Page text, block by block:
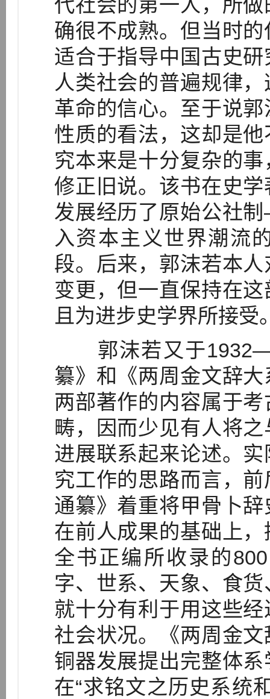
代社会的第一人，所
确很不成熟。但当时
适合于指导中国古史
人类社会的普遍规律
革命的信心。至于说
性质的看法，这却是
究本来是十分复杂的
修正旧说。该书在史
发展经历了原始公社
入资本主义世界潮流
段。后来，郭沫若本
变更，但一直保持在
且为进步史学界所接受
郭沫若又于
纂》和《两周金文辞
两部著作的内容属于
畴，因而少见有人将
进展联系起来论述。
究工作的思路而言，
通纂》着重将甲骨卜
在前人成果的基础上
全书正编所收录的
字、世系、天象、食
就十分有利于用这些
社会状况。《两周金
铜器发展提出完整体
在“求铭文之历史系统